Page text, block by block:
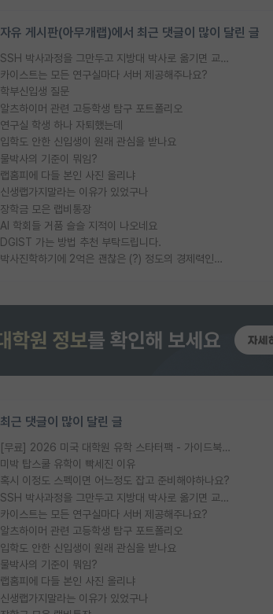
자유 게시판(아무개랩)에서 최근 댓글이 많이 달린 글
SSH 박사과정을 그만두고 지방대 박사로 옮기면 교수의 꿈은 끝일까요?
카이스트는 모든 연구실마다 서버 제공해주나요?
학부신입생 질문
알츠하이머 관련 고등학생 탐구 포트폴리오
연구실 학생 하나 자퇴했는데
입학도 안한 신입생이 원래 관심을 받나요
물박사의 기준이 뭐임?
랩홈피에 다들 본인 사진 올리냐
신생랩가지말라는 이유가 있었구나
장학금 모은 랩비통장
AI 학회들 거품 슬슬 지적이 나오네요
DGIST 가는 방법 추천 부탁드립니다.
박사진학하기에 2억은 괜찮은 (?) 정도의 경제력인가요
최근 댓글이 많이 달린 글
[무료] 2026 미국 대학원 유학 스타터팩 - 가이드북 & 합격자 컨택메일 템플릿
미박 탑스쿨 유학이 빡세진 이유
혹시 이정도 스펙이면 어느정도 잡고 준비해야하나요?
SSH 박사과정을 그만두고 지방대 박사로 옮기면 교수의 꿈은 끝일까요?
카이스트는 모든 연구실마다 서버 제공해주나요?
알츠하이머 관련 고등학생 탐구 포트폴리오
입학도 안한 신입생이 원래 관심을 받나요
물박사의 기준이 뭐임?
랩홈피에 다들 본인 사진 올리냐
신생랩가지말라는 이유가 있었구나